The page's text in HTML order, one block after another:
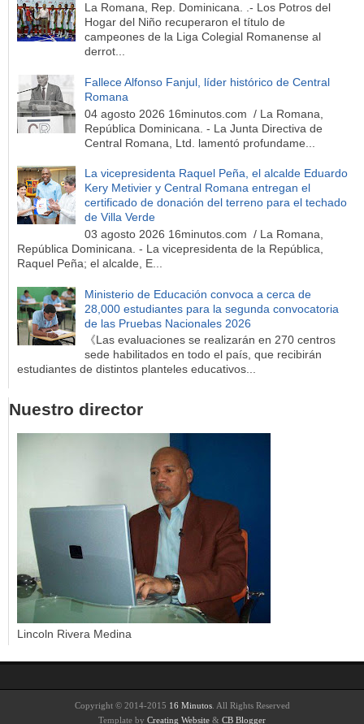
La Romana, Rep. Dominicana. .- Los Potros del
Hogar del Niño recuperaron el título de
campeones de la Liga Colegial Romanense al
derrot...
Fallece Alfonso Fanjul, líder histórico de Central
Romana
04 agosto 2026 16minutos.com / La Romana,
República Dominicana. - La Junta Directiva de
Central Romana, Ltd. lamentó profundame...
La vicepresidenta Raquel Peña, el alcalde Eduardo
Kery Metivier y Central Romana entregan el
certificado de donación del terreno para el techado
de Villa Verde
03 agosto 2026 16minutos.com / La Romana,
República Dominicana. - La vicepresidenta de la República,
Raquel Peña; el alcalde, E...
Ministerio de Educación convoca a cerca de
28,000 estudiantes para la segunda convocatoria
de las Pruebas Nacionales 2026
《Las evaluaciones se realizarán en 270 centros
sede habilitados en todo el país, que recibirán
estudiantes de distintos planteles educativos...
Nuestro director
Lincoln Rivera Medina
Copyright © 2014-2015 16 Minutos. All Rights Reserved
Template by Creating Website & CB Blogger